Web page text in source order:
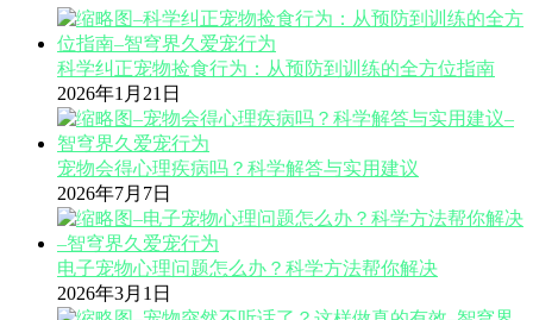
科学纠正宠物捡食行为：从预防到训练的全方位指南
2026年1月21日
宠物会得心理疾病吗？科学解答与实用建议
2026年7月7日
电子宠物心理问题怎么办？科学方法帮你解决
2026年3月1日